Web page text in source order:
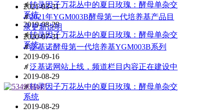
ꄅ 转录因子万花丛中的夏日玫瑰：酵母单杂交
系统
2019-08-29
ꄅ 转录因子万花丛中的夏日玫瑰：酵母单杂交
系统
2021-03-31
ꄅ 2021年YGM003B酵母第一代培养基产品目
录更新说明
2020-07-31
ꄅ 泛基诺酵母第一代培养基YGM003B系列
2019-09-16
ꄅ 泛基诺网站上线，频道栏目内容正在建设中
2019-08-29
ꄅ 转录因子万花丛中的夏日玫瑰：酵母单杂交
系统
2019-08-29